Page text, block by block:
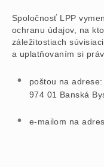
Spoločnosť LPP
ochranu údajov, na
záležitostiach
a uplatňovaním si
poštou na
974 01 Banská
e-mailom na